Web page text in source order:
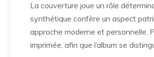
La couverture joue un rôle
synthétique confère un aspect
approche moderne et personnelle.
imprimée, afin que l’album se